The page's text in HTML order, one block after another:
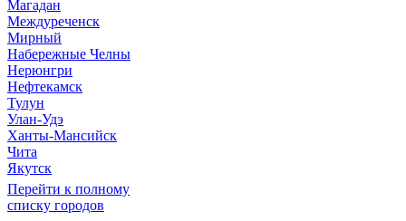
Магадан
Междуреченск
Мирный
Набережные Челны
Нерюнгри
Нефтекамск
Тулун
Улан-Удэ
Ханты-Мансийск
Чита
Якутск
Перейти к полному
списку городов